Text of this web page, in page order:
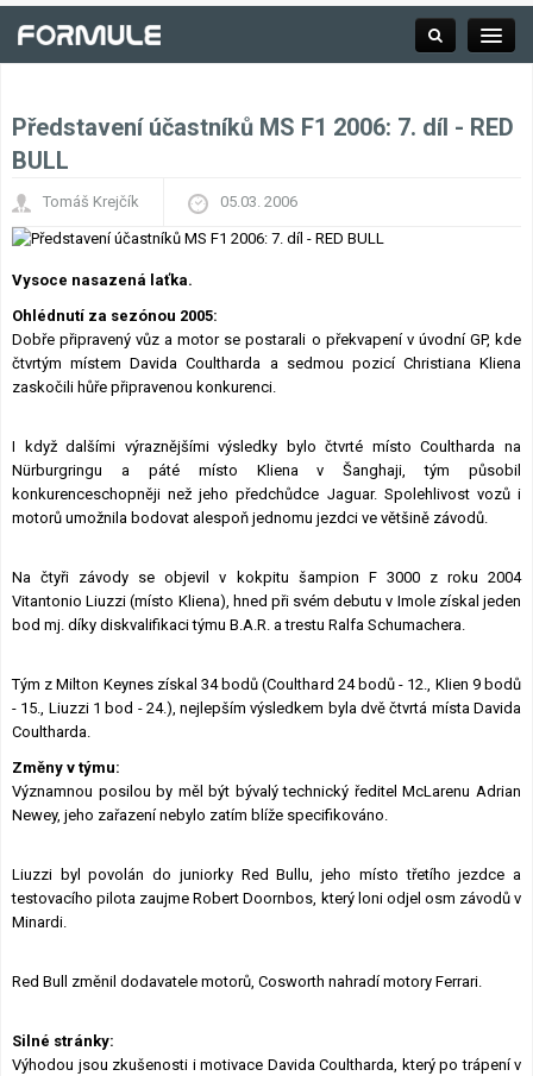
Výsledky F1
Okruhy F1
Představení účastníků MS F1 2006: 7. díl - RED
BULL
Tomáš Krejčík 05.03. 2006
Vysoce nasazená laťka.
Ohlédnutí za sezónou 2005:
Dobře připravený vůz a motor se postarali o překvapení v úvodní GP, kde
čtvrtým místem Davida Coultharda a sedmou pozicí Christiana Kliena
zaskočili hůře připravenou konkurenci.
I když dalšími výraznějšími výsledky bylo čtvrté místo Coultharda na
Nürburgringu a páté místo Kliena v Šanghaji, tým působil
konkurenceschopněji než jeho předchůdce Jaguar. Spolehlivost vozů i
motorů umožnila bodovat alespoň jednomu jezdci ve většině závodů.
Na čtyři závody se objevil v kokpitu šampion F 3000 z roku 2004
Vitantonio Liuzzi (místo Kliena), hned při svém debutu v Imole získal jeden
bod mj. díky diskvalifikaci týmu B.A.R. a trestu Ralfa Schumachera.
Tým z Milton Keynes získal 34 bodů (Coulthard 24 bodů - 12., Klien 9 bodů
- 15., Liuzzi 1 bod - 24.), nejlepším výsledkem byla dvě čtvrtá místa Davida
Coultharda.
Změny v týmu:
Významnou posilou by měl být bývalý technický ředitel McLarenu Adrian
Newey, jeho zařazení nebylo zatím blíže specifikováno.
Liuzzi byl povolán do juniorky Red Bullu, jeho místo třetího jezdce a
testovacího pilota zaujme Robert Doornbos, který loni odjel osm závodů v
Minardi.
Red Bull změnil dodavatele motorů, Cosworth nahradí motory Ferrari.
Silné stránky:
Výhodou jsou zkušenosti i motivace Davida Coultharda, který po trápení v